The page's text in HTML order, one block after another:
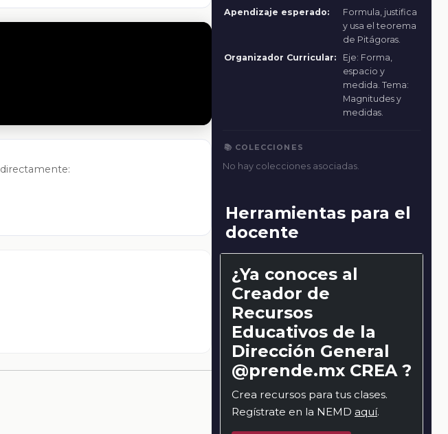
Apendizaje esperado:
Formula, justifica
y usa el teorema
de Pitágoras.
Organizador Curricular:
Eje: Forma,
espacio y
medida. Tema:
Magnitudes y
medidas.
📚 COLECCIONES
No hay colecciones asociadas.
Herramientas para el
docente
¿Ya conoces al
Creador de
Recursos
Educativos de la
Dirección General
@prende.mx CREA ?
Crea recursos para tus clases.
Regístrate en la NEMD aquí.